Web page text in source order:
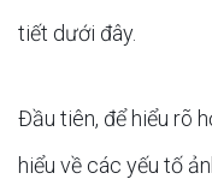
tiết dưới đây.
Đầu tiên, để hiểu rõ
hiểu về các yếu tố